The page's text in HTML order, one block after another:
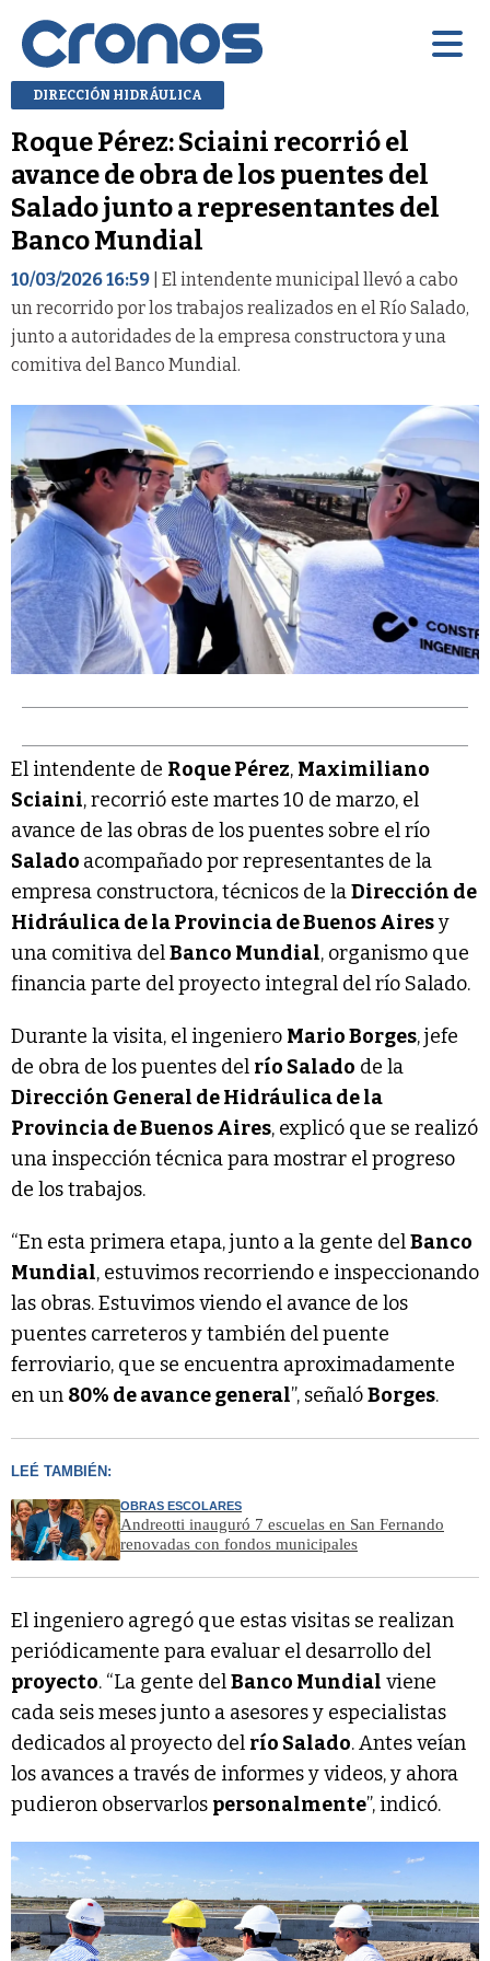
DIRECCIÓN HIDRÁULICA
Roque Pérez: Sciaini recorrió el
avance de obra de los puentes del
Salado junto a representantes del
Banco Mundial
10/03/2026 16:59 | El intendente municipal llevó a cabo
un recorrido por los trabajos realizados en el Río Salado,
junto a autoridades de la empresa constructora y una
comitiva del Banco Mundial.
El intendente de Roque Pérez, Maximiliano
Sciaini, recorrió este martes 10 de marzo, el
avance de las obras de los puentes sobre el río
Salado acompañado por representantes de la
empresa constructora, técnicos de laDirección de
Hidráulica de la Provincia de Buenos Airesy
una comitiva delBanco Mundial, organismo que
financia parte del proyecto integral del río Salado.
Durante la visita, el ingeniero Mario Borges, jefe
de obra de los puentes del río Salado de la
Dirección General de Hidráulica de la
Provincia de Buenos Aires, explicó que se realizó
una inspección técnica para mostrar el progreso
de los trabajos.
“En esta primera etapa, junto a la gente delBanco
Mundial, estuvimos recorriendo e inspeccionando
las obras. Estuvimos viendo el avance de los
puentes carreteros y también del puente
ferroviario, que se encuentra aproximadamente
en un 80% de avance general”, señalóBorges.
LEÉ TAMBIÉN:
OBRAS ESCOLARES
Andreotti inauguró 7 escuelas en San Fernando
renovadas con fondos municipales
El ingeniero agregó que estas visitas se realizan
periódicamente para evaluar el desarrollo del
proyecto. “La gente delBanco Mundial viene
cada seis meses junto a asesores y especialistas
dedicados al proyecto del río Salado. Antes veían
los avances a través de informes y videos, y ahora
pudieron observarlos personalmente”, indicó.